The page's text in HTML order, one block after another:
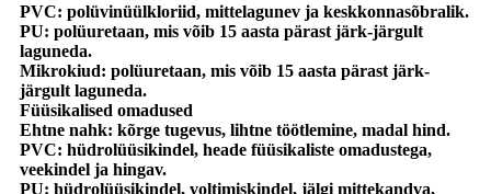
PVC: polüvinüülkloriid, mittelagunev ja keskkonnasõbralik.
PU: polüuretaan, mis võib 15 aasta pärast järk-järgult
laguneda.
Mikrokiud: polüuretaan, mis võib 15 aasta pärast järk-
järgult laguneda.
Füüsikalised omadused
Ehtne nahk: kõrge tugevus, lihtne töötlemine, madal hind.
PVC: hüdrolüüsikindel, heade füüsikaliste omadustega,
veekindel ja hingav.
PU: hüdrolüüsikindel, voltimiskindel, jälgi mittekandva,